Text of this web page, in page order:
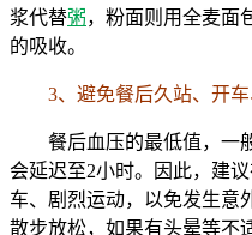
浆代替粥，粉面则用全麦面
的吸收。
3、避免餐后久站、开
餐后血压的最低值，一
会延迟至2小时。因此，建
车、剧烈运动，以免发生意
散步放松，如果有头晕等不